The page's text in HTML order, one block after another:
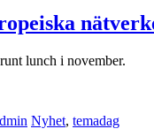
lunch i november.
Nyhet, temadag